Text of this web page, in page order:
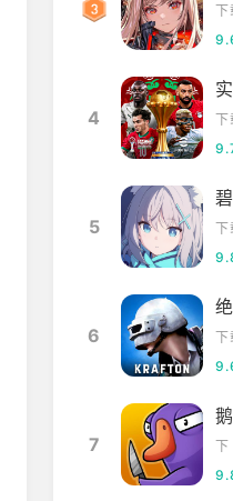
下
4 下
5 下
6 下
7
下
载